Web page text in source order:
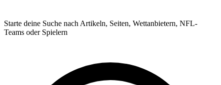
Starte deine Suche nach Artikeln, Seiten, Wettanbietern, NFL-
Teams oder Spielern